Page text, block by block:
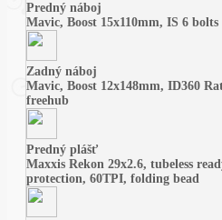
Predný náboj
Mavic, Boost 15x110mm, IS 6 bolts
Zadný náboj
Mavic, Boost 12x148mm, ID360
freehub
Predný plášť
Maxxis Rekon 29x2.6, tubeless
protection, 60TPI, folding bead